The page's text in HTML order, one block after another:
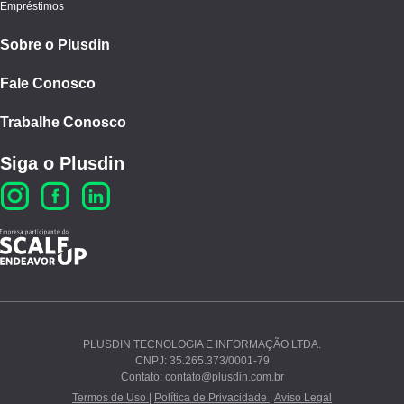
Ao continuar navegando, você concorda com nossos
ePolí­tica de Privacidade.
Empréstimos
Sobre o Plusdin
Fale Conosco
Trabalhe Conosco
Siga o Plusdin
PLUSDIN TECNOLOGIA E INFORMAÇÃO LTDA.
CNPJ: 35.265.373/0001-79
Contato: contato@plusdin.com.br
Termos de Uso |
Política de Privacidade | Aviso Legal